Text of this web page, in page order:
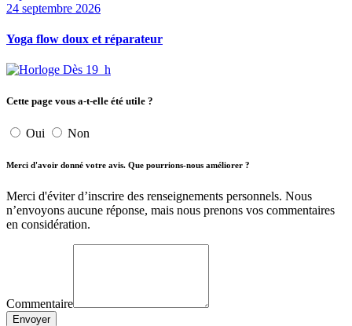
24 septembre 2026
Yoga flow doux et réparateur
Dès 19 h
Cette page vous a-t-elle été utile ?
Oui Non
Merci d'avoir donné votre avis. Que pourrions-nous améliorer ?
Merci d'éviter d’inscrire des renseignements personnels. Nous
n’envoyons aucune réponse, mais nous prenons vos commentaires
en considération.
Commentaire
Envoyer